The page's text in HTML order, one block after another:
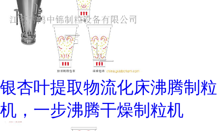
银杏叶提取物流化床沸腾制粒
机，一步沸腾干燥制粒机